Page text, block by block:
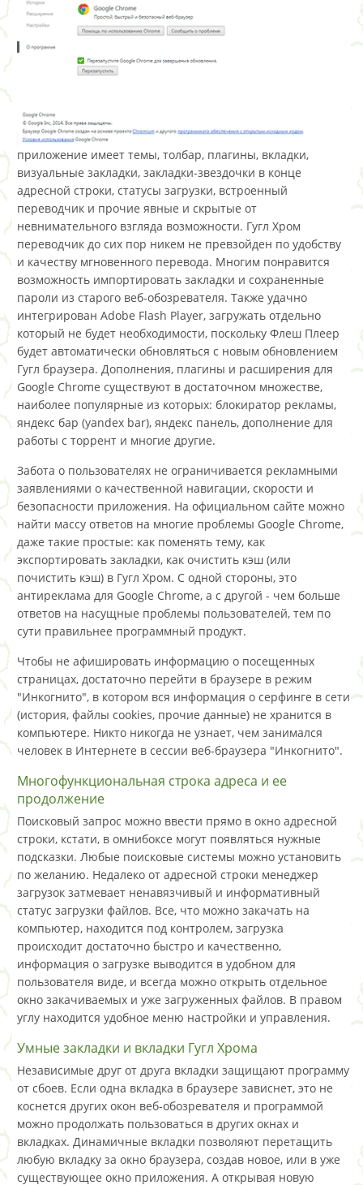
приложение имеет темы, толбар, плагины, вкладки,
визуальные закладки, закладки-звездочки в конце
адресной строки, статусы загрузки, встроенный
переводчик и прочие явные и скрытые от
невнимательного взгляда возможности. Гугл Хром
переводчик до сих пор никем не превзойден по удобству
и качеству мгновенного перевода. Многим понравится
возможность импортировать закладки и сохраненные
пароли из старого веб-обозревателя. Также удачно
интегрирован Adobe Flash Player, загружать отдельно
который не будет необходимости, поскольку Флеш Плеер
будет автоматически обновляться с новым обновлением
Гугл браузера. Дополнения, плагины и расширения для
Google Chrome существуют в достаточном множестве,
наиболее популярные из которых: блокиратор рекламы,
яндекс бар (yandex bar), яндекс панель, дополнение для
работы с торрент и многие другие.
Забота о пользователях не ограничивается рекламными
заявлениями о качественной навигации, скорости и
безопасности приложения. На официальном сайте можно
найти массу ответов на многие проблемы Google Chrome,
даже такие простые: как поменять тему, как
экспортировать закладки, как очистить кэш (или
почистить кэш) в Гугл Хром. С одной стороны, это
антиреклама для Google Chrome, а с другой - чем больше
ответов на насущные проблемы пользователей, тем по
сути правильнее программный продукт.
Чтобы не афишировать информацию о посещенных
страницах, достаточно перейти в браузере в режим
"Инкогнито", в котором вся информация о серфинге в сети
(история, файлы cookies, прочие данные) не хранится в
компьютере. Никто никогда не узнает, чем занимался
человек в Интернете в сессии веб-браузера "Инкогнито".
Многофункциональная строка адреса и ее
продолжение
Поисковый запрос можно ввести прямо в окно адресной
строки, кстати, в омнибоксе могут появляться нужные
подсказки. Любые поисковые системы можно установить
по желанию. Недалеко от адресной строки менеджер
загрузок затмевает ненавязчивый и информативный
статус загрузки файлов. Все, что можно закачать на
компьютер, находится под контролем, загрузка
происходит достаточно быстро и качественно,
информация о загрузке выводится в удобном для
пользователя виде, и всегда можно открыть отдельное
окно закачиваемых и уже загруженных файлов. В правом
углу находится удобное меню настройки и управления.
Умные закладки и вкладки Гугл Хрома
Независимые друг от друга вкладки защищают программу
от сбоев. Если одна вкладка в браузере зависнет, это не
коснется других окон веб-обозревателя и программой
можно продолжать пользоваться в других окнах и
вкладках. Динамичные вкладки позволяют перетащить
любую вкладку за окно браузера, создав новое, или в уже
существующее окно приложения. А открывая новую